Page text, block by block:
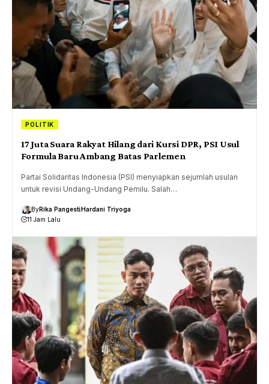
POLITIK
17 Juta Suara Rakyat Hilang dari Kursi DPR, PSI Usul
Formula Baru Ambang Batas Parlemen
Partai Solidaritas Indonesia (PSI) menyiapkan sejumlah usulan
untuk revisi Undang-Undang Pemilu. Salah…
ByRika PangestiHardani Triyoga
11 Jam Lalu